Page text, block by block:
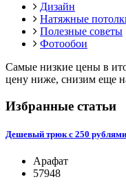
Дизайн
Натяжные
Полезные советы
Фотообои
Самые низкие цены в
цену ниже, снизим еще
Избранные статьи
Дешевый трюк с 250
Арафат
57948